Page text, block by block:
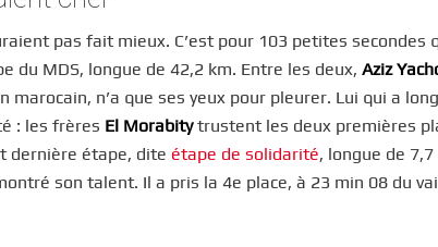
pas fait mieux. C’est pour 103 petites secondes
du MDS, longue de 42,2 km. Entre les deux, Aziz
marocain, n’a que ses yeux pour pleurer. Lui qui a
: les frères El Morabitytrustent les deux premières
dernière étape, dite étape de solidarité, longue de
son talent. Il a pris la 4e place, à 23 min 08 du